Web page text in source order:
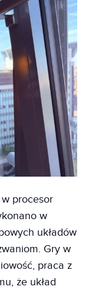
procesor
w
układów
Gry w
praca z
że układ